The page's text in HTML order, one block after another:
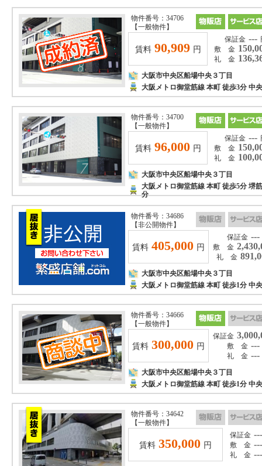
物件番号：34706
【一般物件】
賃料 90,909 円
保証金 ---
敷 金
礼 金
大阪市中央区船場中央３丁目
大阪メトロ御堂筋線 本町 徒歩3分 中
物件番号：34700
【一般物件】
賃料 96,000 円
保証金 ---
敷 金
礼 金
大阪市中央区船場中央３丁目
大阪メトロ御堂筋線 本町 徒歩5分 堺
分
物件番号：34686
【非公開物件】
賃料 405,000 円
保証金 ---
敷 金
礼 金
大阪市中央区船場中央３丁目
大阪メトロ御堂筋線 本町 徒歩1分
物件番号：34666
【一般物件】
賃料 300,000 円
保証金
敷 金 ---
礼 金 ---
大阪市中央区船場中央３丁目
大阪メトロ御堂筋線 本町 徒歩1分
物件番号：34642
【一般物件】
賃料 350,000 円
保証金 ---
敷 金 ---
礼 金 ---